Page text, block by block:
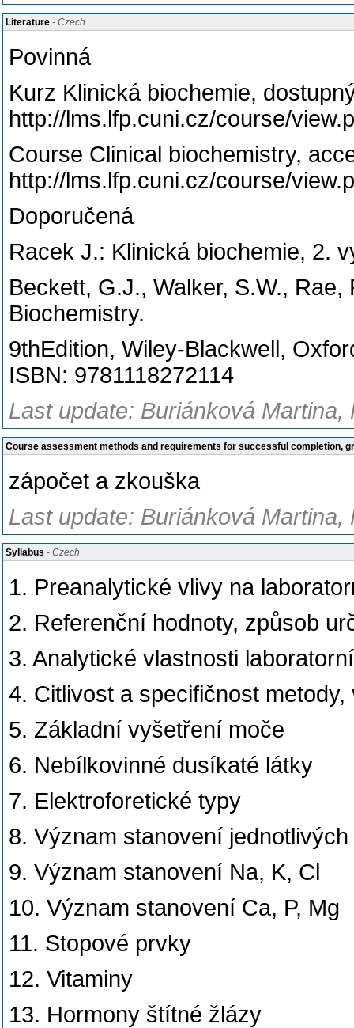
Literature - Czech
Povinná
Kurz Klinická biochemie,
http://lms.lfp.cuni.cz/course/
Course Clinical biochemistry,
http://lms.lfp.cuni.cz/course/
Doporučená
Racek J.: Klinická biochemie, 2.
Beckett, G.J., Walker, S.W., Rae,
Biochemistry.
9thEdition, Wiley-Blackwell,
ISBN: 9781118272114
Last update: Buriánková Martina,
Course assessment methods and requirements for successful completion,
zápočet a zkouška
Last update: Buriánková Martina,
Syllabus - Czech
1. Preanalytické vlivy na
2. Referenční hodnoty, způsob
3. Analytické vlastnosti
4. Citlivost a specifičnost
5. Základní vyšetření moče
6. Nebílkovinné dusíkaté látky
7. Elektroforetické typy
8. Význam stanovení
9. Význam stanovení Na, K, Cl
10. Význam stanovení Ca, P, Mg
11. Stopové prvky
12. Vitaminy
13. Hormony štítné žlázy